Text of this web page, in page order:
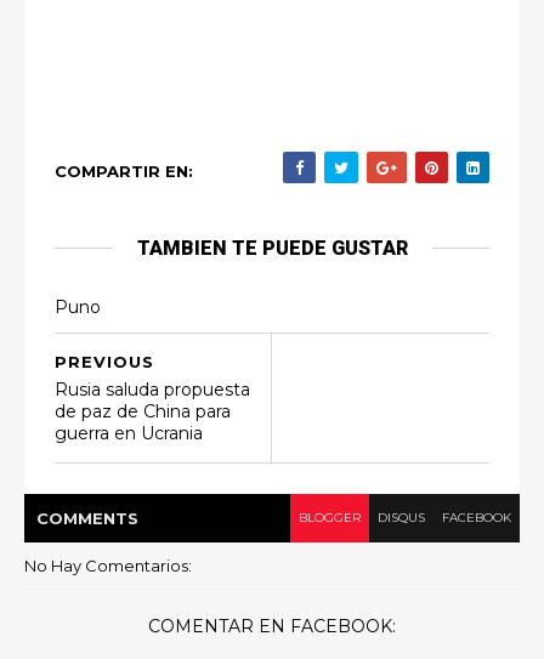
COMPARTIR EN:
TAMBIEN TE PUEDE GUSTAR
Puno
PREVIOUS
Rusia saluda propuesta
de paz de China para
guerra en Ucrania
COMMENTS BLOGGER DISQUS FACEBOOK
No Hay Comentarios:
COMENTAR EN FACEBOOK: